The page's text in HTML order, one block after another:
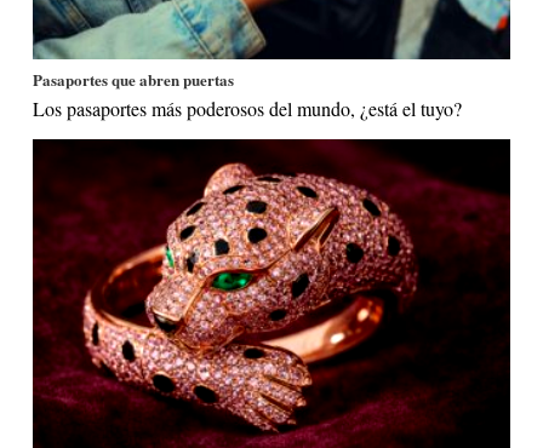
Pasaportes que abren puertas
Los pasaportes más poderosos del mundo, ¿está el tuyo?